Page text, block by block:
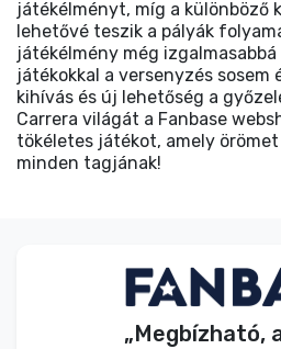
játékélményt, míg a különböző
lehetővé teszik a pályák
játékélmény még
játékokkal a versenyzés
kihívás és új lehetőség a
Carrera világát a Fanbase
tökéletes játékot, amely
minden tagjának!
„Megbízható,